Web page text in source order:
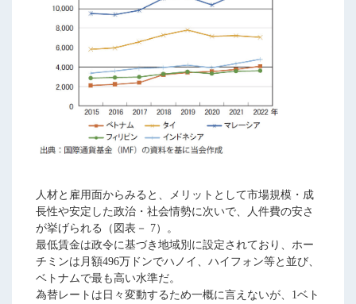
人材と雇用面からみると、メリットとして市場規模・成
長性や安定した政治・社会情勢に次いで、人件費の安さ
が挙げられる（図表－ 7）。
最低賃金は政令に基づき地域別に設定されており、ホー
チミンは月額496万ドンでハノイ、ハイフォン等と並び、
ベトナムで最も高い水準だ。
為替レートは日々変動するため一概に言えないが、1ベト